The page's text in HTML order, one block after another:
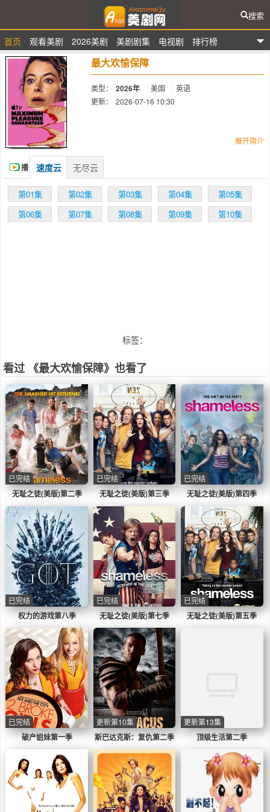
爱看美剧网
首页 观看美剧 2026美剧 美剧剧集 电视剧 排行榜
搜索
最大欢愉保障
类型： 2026年 美国
英语
更新：
2026-07-16 10:30
刚离婚、带着娃的女子Paula陷入了勒
索、谋杀和青少年足球的“兔子洞”，她确信自
己见证了一场犯罪，同时挣扎于争夺孩子的监
护权和身份危机。为此，Paula开始自行调查
案件，可能会揭露一场更大的阴谋，也是她重
展开简介
播 速度云 无尽云
第01集 第02集 第03集 第04集
第05集
第06集
第07集 第08集 第09集 第10集
标签：
看过 《最大欢愉保障》也看了
无耻之徒(美版)第二季
已完结
无耻之徒(美版)第三季
已完结
无耻之徒(美版)第四季
已完结
权力的游戏第八季
已完结
无耻之徒(美版)第七季
已完结
无耻之徒(美版)第五季
已完结
破产姐妹第一季
已完结
斯巴达克斯：复仇第二季
更新第10集
顶级生活第二季
更新第13集